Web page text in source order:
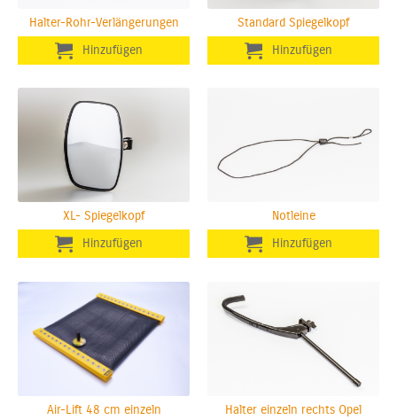
Halter-Rohr-Verlängerungen Standard Spiegelkopf
XL- Spiegelkopf Notleine
Air-Lift 48 cm einzeln
Halter einzeln rechts Opel